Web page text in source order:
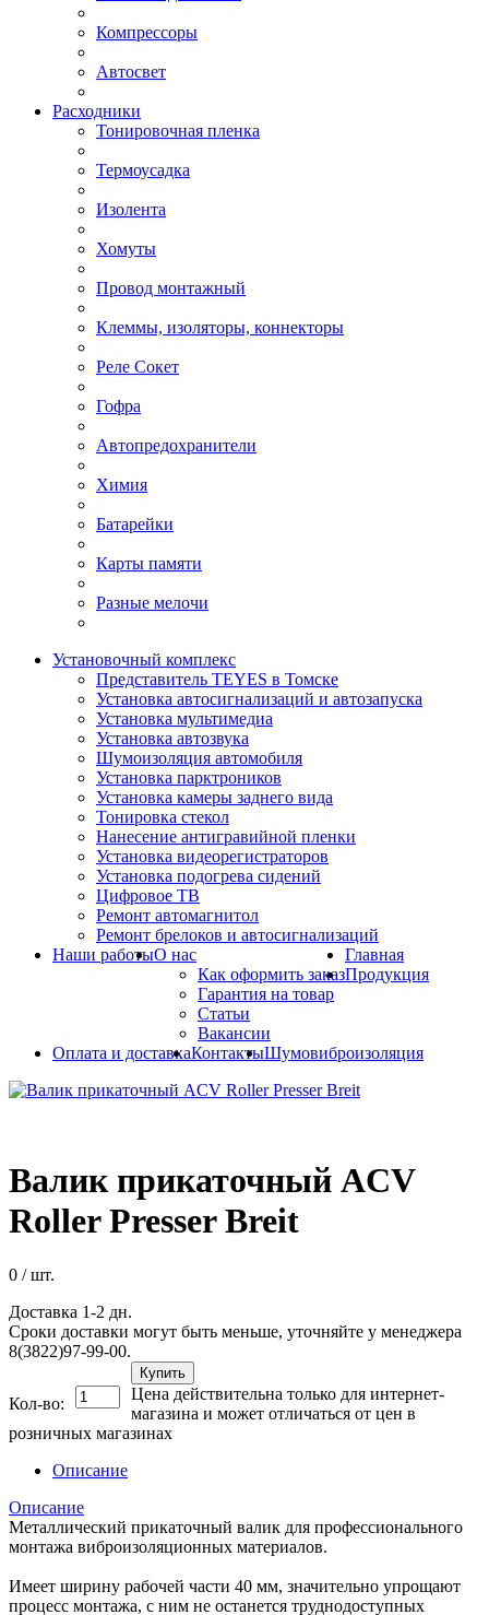
Компрессоры
Автосвет
Расходники
Тонировочная пленка
Термоусадка
Изолента
Хомуты
Провод монтажный
Клеммы, изоляторы, коннекторы
Реле Сокет
Гофра
Автопредохранители
Химия
Батарейки
Карты памяти
Разные мелочи
Установочный комплекс
Представитель TEYES в Томске
Установка автосигнализаций и автозапуска
Установка мультимедиа
Установка автозвука
Шумоизоляция автомобиля
Установка парктроников
Установка камеры заднего вида
Тонировка стекол
Нанесение антигравийной пленки
Установка видеорегистраторов
Установка подогрева сидений
Цифровое ТВ
Ремонт автомагнитол
Ремонт брелоков и автосигнализаций
Наши работыО нас
Как оформить заказ
Гарантия на товар
Статьи
Вакансии
Оплата и доставкаКонтакты
Главная
Продукция
Шумовиброизоляция
Валик прикаточный ACV
Roller Presser Breit
0 / шт.
Доставка 1-2 дн.
Сроки доставки могут быть меньше, уточняйте у менеджера
8(3822)97-99-00.
Кол-во:
Купить
Цена действительна только для интернет-
магазина и может отличаться от цен в
розничных магазинах
Описание
Описание
Металлический прикаточный валик для профессионального
монтажа виброизоляционных материалов.
Имеет ширину рабочей части 40 мм, значительно упрощают
процесс монтажа, с ним не останется труднодоступных